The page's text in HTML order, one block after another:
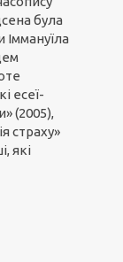
була
есеї-
(2005),
страху»
які